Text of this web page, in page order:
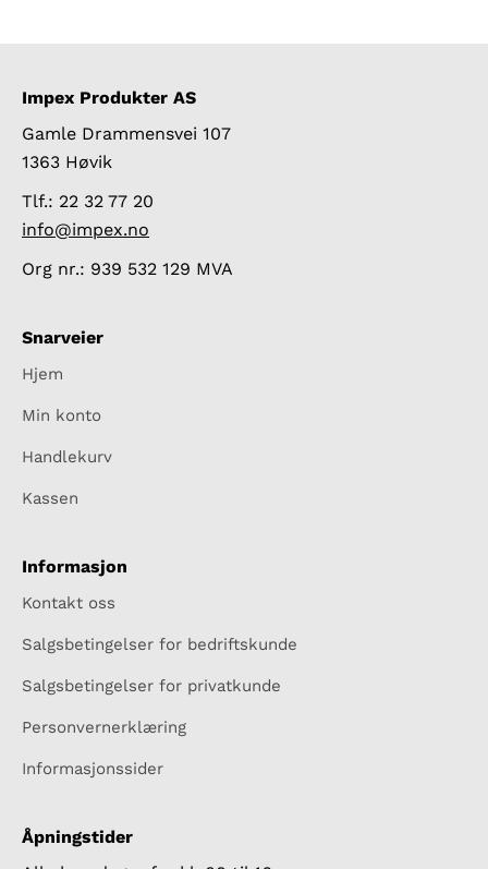
Impex Produkter AS
Gamle Drammensvei 107
1363 Høvik
Tlf.: 22 32 77 20
info@impex.no
Org nr.: 939 532 129 MVA
Snarveier
Hjem
Min konto
Handlekurv
Kassen
Informasjon
Kontakt oss
Salgsbetingelser for bedriftskunde
Salgsbetingelser for privatkunde
Personvernerklæring
Informasjonssider
Åpningstider